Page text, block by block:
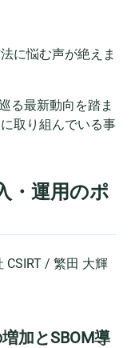
に悩む声が絶えま
る最新動向を踏ま
取り組んでいる事
・運用のポ
CSIRT / 繁田 大輝
加とSBOM導